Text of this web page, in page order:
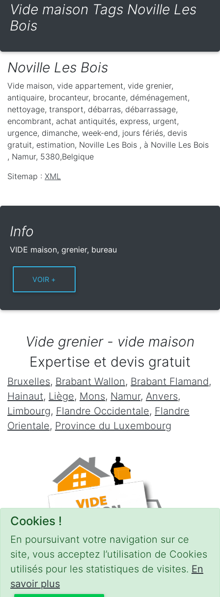
Cookies !
En poursuivant votre navigation sur ce
site, vous acceptez l’utilisation de Cookies
utilisés pour les statistiques de visites. En
savoir plus
Vide maison Tags Noville Les
Bois
Noville Les Bois
Vide maison, vide appartement, vide grenier,
antiquaire, brocanteur, brocante, déménagement,
nettoyage, transport, débarras, débarrassage,
encombrant, achat antiquités, express, urgent,
urgence, dimanche, week-end, jours fériés, devis
gratuit, estimation, Noville Les Bois , à Noville Les Bois
, Namur, 5380,Belgique
Sitemap : XML
Info
VIDE maison, grenier, bureau
Vide grenier - vide maison
Expertise et devis gratuit
Bruxelles, Brabant Wallon, Brabant Flamand,
Hainaut, Liège, Mons, Namur, Anvers,
Limbourg, Flandre Occidentale, Flandre
Orientale, Province du Luxembourg
CONDITIONS-